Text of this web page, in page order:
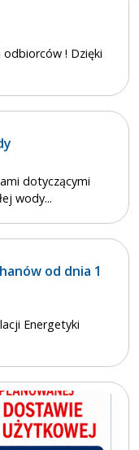
! Dzięki
dotyczącymi
wody...
od dnia 1
Energetyki